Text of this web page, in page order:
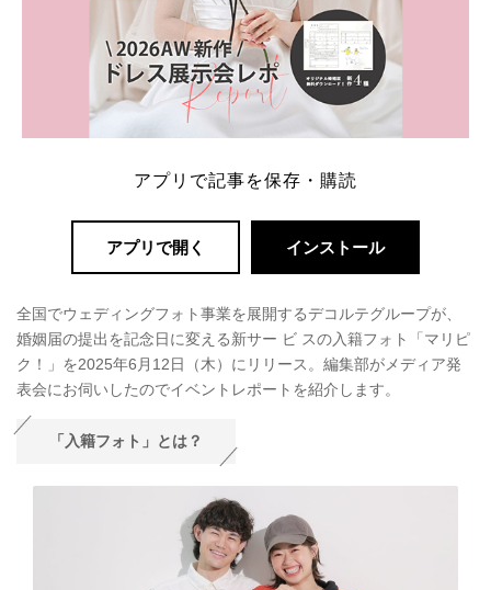
アプリで記事を保存・購読
アプリで開く インストール
全国でウェディングフォト事業を展開するデコルテグループが、
婚姻届の提出を記念日に変える新サー‬‭ ビ‬ ‭スの入籍フォト「マリピ
ク！」を2025年6月12日（木）にリリース。編集部がメディア発
表会にお伺いしたのでイベントレポートを紹介します。
「入籍フォト」とは？